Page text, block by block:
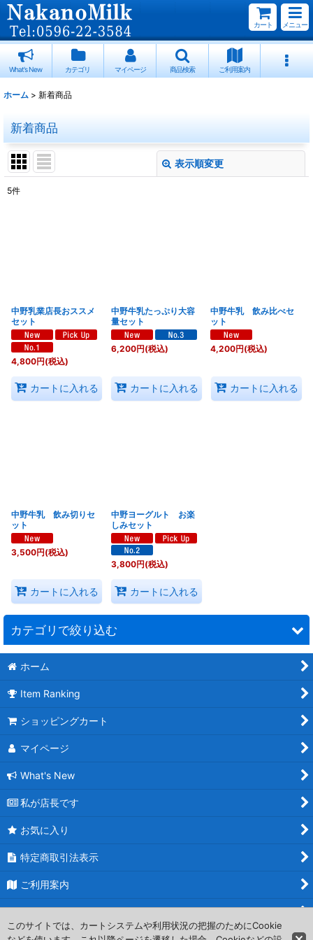
カート メニュー
What's New カテゴリ マイページ 商品検索 ご利用案内
ホーム > 新着商品
新着商品
表示順変更
5件
中野乳業店長おススメ
セット
4,800円(税込)
カートに入れる
中野牛乳たっぷり大容
量セット
6,200円(税込)
カートに入れる
中野牛乳 飲み比べセ
ット
4,200円(税込)
カートに入れる
中野牛乳 飲み切りセ
ット
3,500円(税込)
カートに入れる
中野ヨーグルト お楽
しみセット
3,800円(税込)
カートに入れる
カテゴリで絞り込む
中野牛乳セット
ホーム
Item Ranking
ショッピングカート
マイページ
What's New
私が店長です
お気に入り
特定商取引法表示
ご利用案内
お問い合わせ
このサイトでは、カートシステムや利用状況の把握のためにCookie